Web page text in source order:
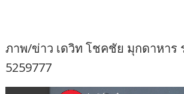
ภาพ/ข่าว​ เดวิท​ โชคชัย​ มุกดาหาร​
5259777